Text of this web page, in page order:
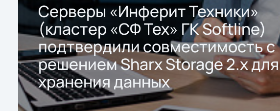
Серверы «Инферит Техники»
(кластер «СФ Тех» ГК Softline)
подтвердили совместимость с
решением Sharx Storage 2.x для
хранения данных